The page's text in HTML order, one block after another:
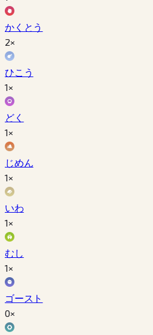
かくとう
2×
ひこう
1×
どく
1×
じめん
1×
いわ
1×
むし
1×
ゴースト
0×